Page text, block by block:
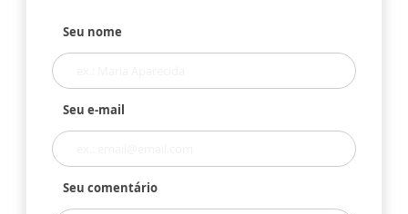
Seu nome
Seu e-mail
Seu comentário